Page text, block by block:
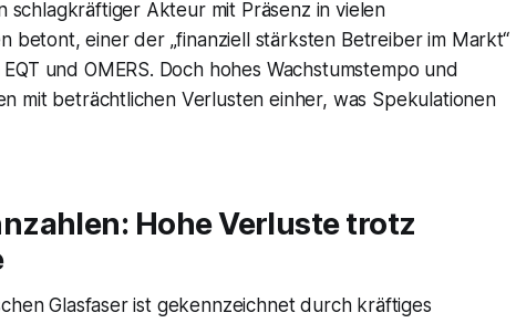
schlagkräftiger Akteur mit Präsenz in vielen
betont, einer der „finanziell stärksten Betreiber im Markt“
und OMERS. Doch hohes Wachstumstempo und
mit beträchtlichen Verlusten einher, was Spekulationen
Hohe Verluste trotz
Glasfaser ist gekennzeichnet durch kräftiges